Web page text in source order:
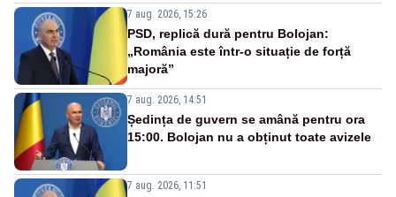
7 aug. 2026, 15:26
PSD, replică dură pentru Bolojan:
„România este într-o situație de forță
majoră”
7 aug. 2026, 14:51
Ședința de guvern se amână pentru ora
15:00. Bolojan nu a obținut toate avizele
7 aug. 2026, 11:51